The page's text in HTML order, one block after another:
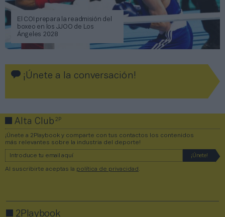
El COI prepara la readmisión del
boxeo en los JJOO de Los
Ángeles 2028
¡Únete a la conversación!
Alta Club2P
¡Únete a 2Playbook y comparte con tus contactos los contenidos
más relevantes sobre la industria del deporte!
Al suscribirte aceptas la política de privacidad
2Playbook